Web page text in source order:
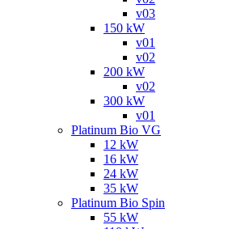
v03
150 kW
v01
v02
200 kW
v02
300 kW
v01
Platinum Bio VG
12 kW
16 kW
24 kW
35 kW
Platinum Bio Spin
55 kW